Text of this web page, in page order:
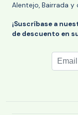
Alentejo, Bairrada
¡Suscríbase a
de descuento en